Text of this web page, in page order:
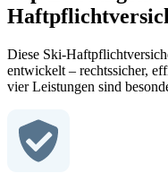
Diese Ski-
entwickelt – rechtssicher,
vier Leistungen sind